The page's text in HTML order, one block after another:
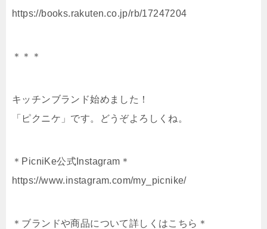
https://books.rakuten.co.jp/rb/17247204
＊＊＊
キッチンブランド始めました！
「ピクニケ」です。どうぞよろしくね。
＊PicniKe公式Instagram＊
https://www.instagram.com/my_picnike/
＊ブランドや商品について詳しくはこちら＊